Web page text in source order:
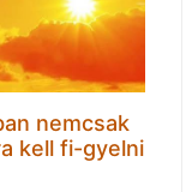
nemcsak
kell fi-gyelni